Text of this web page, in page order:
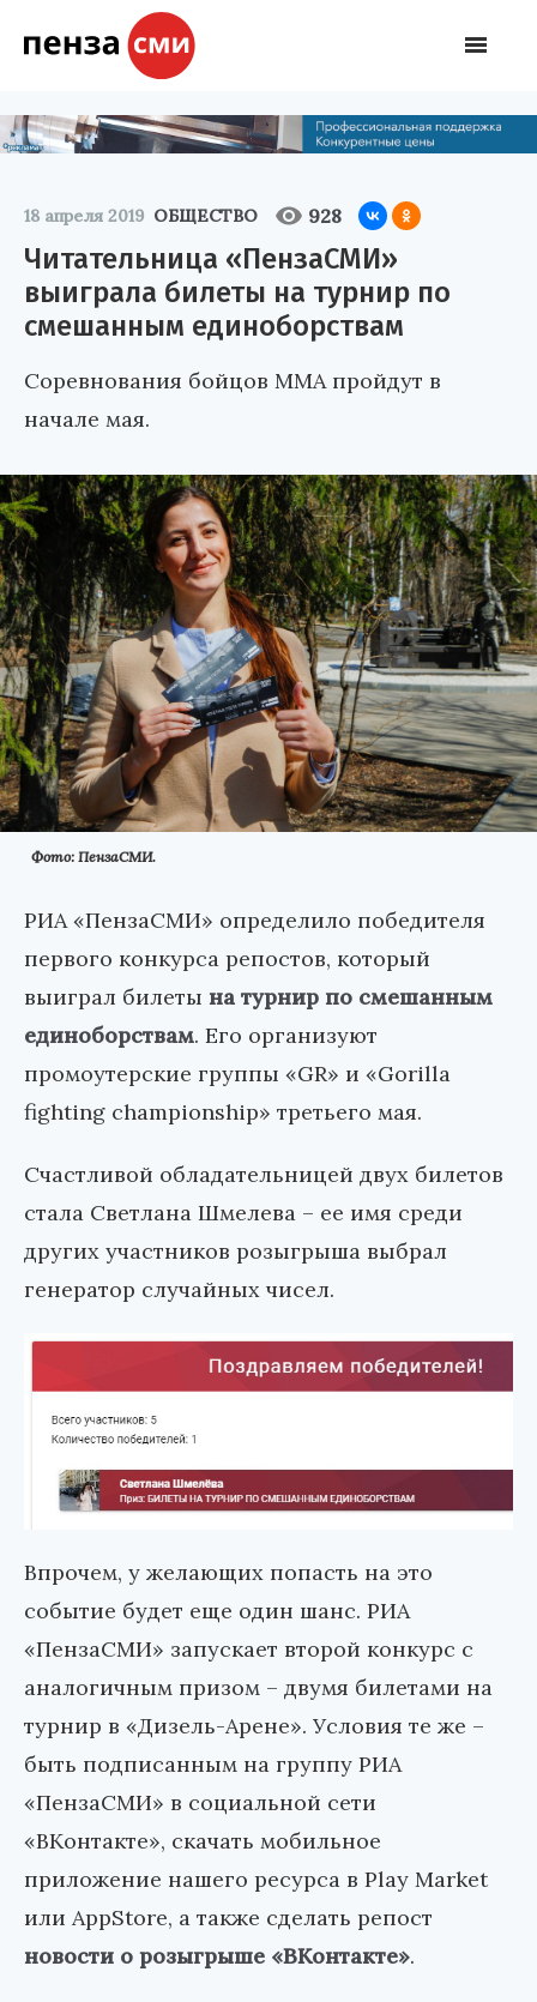
18 апреля 2019 ОБЩЕСТВО 928
Читательница «ПензаСМИ»
выиграла билеты на турнир по
смешанным единоборствам
Соревнования бойцов ММА пройдут в
начале мая.
Фото: ПензаСМИ.
РИА «ПензаСМИ» определило победителя
первого конкурса репостов, который
выиграл билеты на турнир по смешанным
единоборствам. Его организуют
промоутерские группы «GR» и «Gorilla
fighting championship» третьего мая.
Счастливой обладательницей двух билетов
стала Светлана Шмелева – ее имя среди
других участников розыгрыша выбрал
генератор случайных чисел.
Впрочем, у желающих попасть на это
событие будет еще один шанс. РИА
«ПензаСМИ» запускает второй конкурс с
аналогичным призом – двумя билетами на
турнир в «Дизель-Арене». Условия те же –
быть подписанным на группу РИА
«ПензаСМИ» в социальной сети
«ВКонтакте», скачать мобильное
приложение нашего ресурса в Play Market
или AppStore, а также сделать репост
новости о розыгрыше «ВКонтакте».